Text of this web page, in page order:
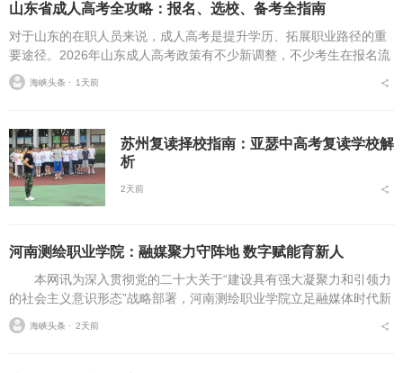
山东省成人高考全攻略：报名、选校、备考全指南
对于山东的在职人员来说，成人高考是提升学历、拓展职业路径的重
要途径。2026年山东成人高考政策有不少新调整，不少考生在报名流
程、条件筛选、院校选择等方面存在诸多疑问，本文将从报名全流
程、报考条件、院校...
海峡头条 ⋅ 1天前
苏州复读择校指南：亚瑟中高考复读学校解
析
2天前
河南测绘职业学院：融媒聚力守阵地 数字赋能育新人
本网讯为深入贯彻党的二十大关于“建设具有强大凝聚力和引领力
的社会主义意识形态”战略部署，河南测绘职业学院立足融媒体时代新
挑战，扎实推进在风险研判、机制创新、技术赋能、实践育人等方面
的路径分析与研...
海峡头条 ⋅ 2天前